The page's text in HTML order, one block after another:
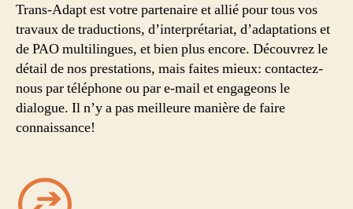
Trans-Adapt est votre partenaire et allié pour tous vos
travaux de traductions, d’interprétariat, d’adaptations et
de PAO multilingues, et bien plus encore. Découvrez le
détail de nos prestations, mais faites mieux: contactez-
nous par téléphone ou par e-mail et engageons le
dialogue. Il n’y a pas meilleure manière de faire
connaissance!